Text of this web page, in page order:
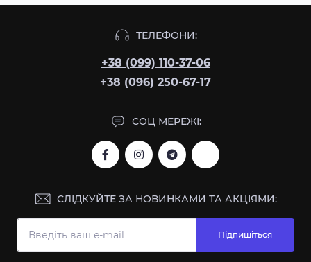
ТЕЛЕФОНИ:
+38 (099) 110-37-06
+38 (096) 250-67-17
СОЦ МЕРЕЖІ:
СЛІДКУЙТЕ ЗА НОВИНКАМИ ТА АКЦІЯМИ:
Підпишіться